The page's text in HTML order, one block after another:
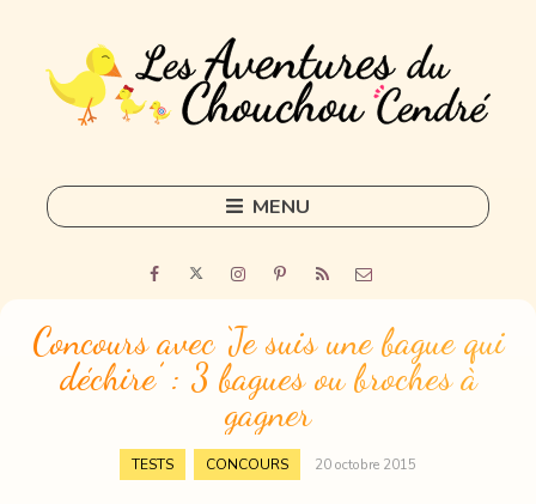
MENU
to
content
Home
Freelance
DIY
Concours avec ‘Je suis une bague qui
déchire’ : 3 bagues ou broches à
gagner
TESTS CONCOURS 20 octobre 2015